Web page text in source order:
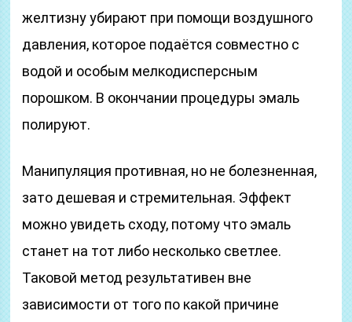
желтизну убирают при помощи воздушного
давления, которое подаётся совместно с
водой и особым мелкодисперсным
порошком. В окончании процедуры эмаль
полируют.
Манипуляция противная, но не болезненная,
зато дешевая и стремительная. Эффект
можно увидеть сходу, потому что эмаль
станет на тот либо несколько светлее.
Таковой метод результативен вне
зависимости от того по какой причине